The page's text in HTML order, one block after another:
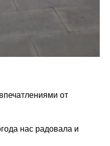
от
нас радовала и